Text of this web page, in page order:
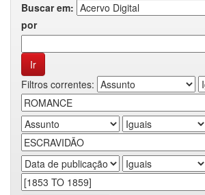
Buscar em:
por
Filtros correntes: